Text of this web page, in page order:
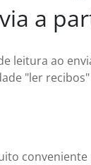
a
leitura ao
"ler